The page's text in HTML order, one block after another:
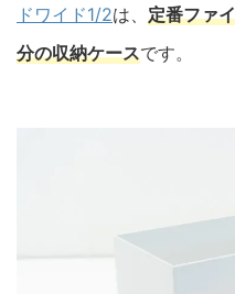
ドワイド1/2は、 定番ファ
分の収納ケースです。